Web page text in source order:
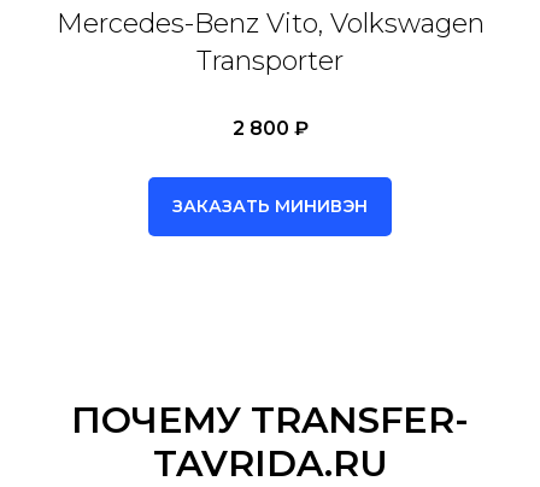
Mercedes-Benz Vito, Volkswagen
Transporter
2 800 ₽
ЗАКАЗАТЬ МИНИВЭН
ПОЧЕМУ TRANSFER-
TAVRIDA.RU